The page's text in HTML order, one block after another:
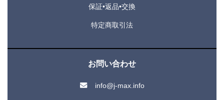
保証•返品•交換
特定商取引法
お問い合わせ
info@j-max.info